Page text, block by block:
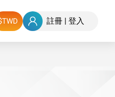
註冊 |登入